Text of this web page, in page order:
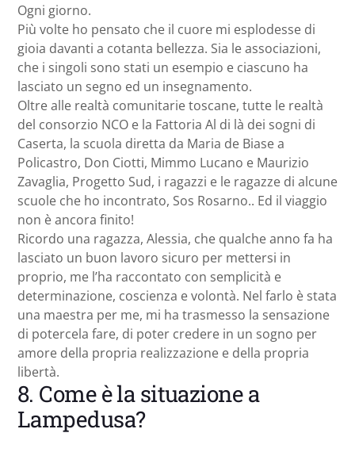
Ogni giorno.
Più volte ho pensato che il cuore mi esplodesse di
gioia davanti a cotanta bellezza. Sia le associazioni,
che i singoli sono stati un esempio e ciascuno ha
lasciato un segno ed un insegnamento.
Oltre alle realtà comunitarie toscane, tutte le realtà
del consorzio NCO e la Fattoria Al di là dei sogni di
Caserta, la scuola diretta da Maria de Biase a
Policastro, Don Ciotti, Mimmo Lucano e Maurizio
Zavaglia, Progetto Sud, i ragazzi e le ragazze di alcune
scuole che ho incontrato, Sos Rosarno.. Ed il viaggio
non è ancora finito!
Ricordo una ragazza, Alessia, che qualche anno fa ha
lasciato un buon lavoro sicuro per mettersi in
proprio, me l’ha raccontato con semplicità e
determinazione, coscienza e volontà. Nel farlo è stata
una maestra per me, mi ha trasmesso la sensazione
di potercela fare, di poter credere in un sogno per
amore della propria realizzazione e della propria
libertà.
8. Come è la situazione a
Lampedusa?